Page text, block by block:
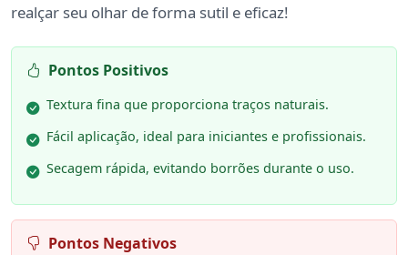
realçar seu olhar de forma sutil e eficaz!
Pontos Positivos
Textura fina que proporciona traços naturais.
Fácil aplicação, ideal para iniciantes e profissionais.
Secagem rápida, evitando borrões durante o uso.
Pontos Negativos